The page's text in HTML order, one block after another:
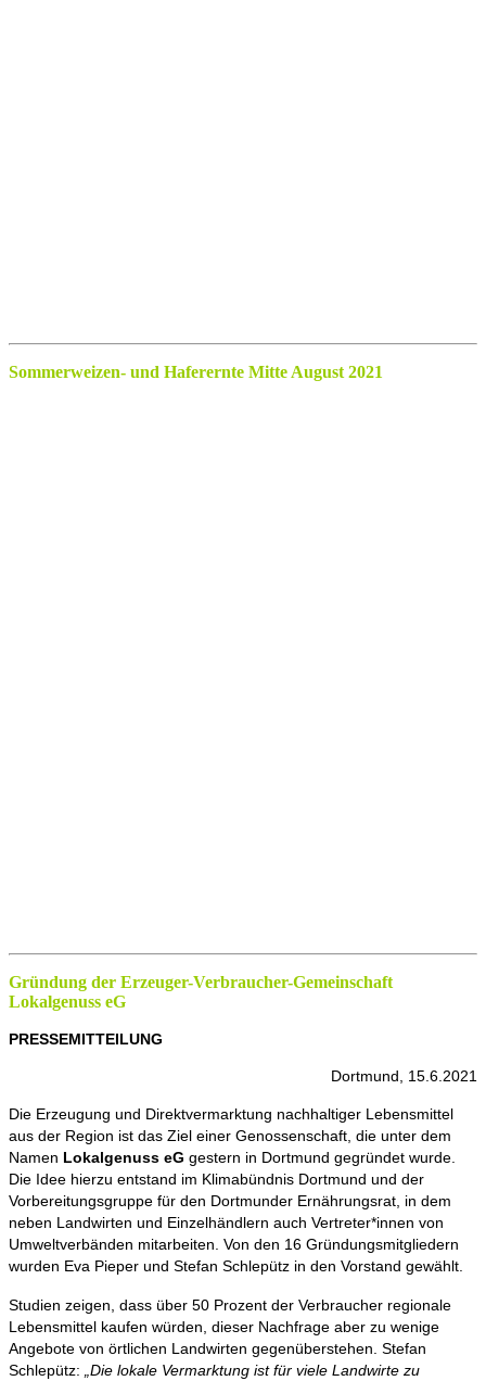
Sommerweizen- und Haferernte Mitte August 2021
Gründung der Erzeuger-Verbraucher-Gemeinschaft
Lokalgenuss eG
PRESSEMITTEILUNG
Dortmund, 15.6.2021
Die Erzeugung und Direktvermarktung nachhaltiger Lebensmittel
aus der Region ist das Ziel einer Genossenschaft, die unter dem
Namen Lokalgenuss eG gestern in Dortmund gegründet wurde.
Die Idee hierzu entstand im Klimabündnis Dortmund und der
Vorbereitungsgruppe für den Dortmunder Ernährungsrat, in dem
neben Landwirten und Einzelhändlern auch Vertreter*innen von
Umweltverbänden mitarbeiten. Von den 16 Gründungsmitgliedern
wurden Eva Pieper und Stefan Schlepütz in den Vorstand gewählt.
Studien zeigen, dass über 50 Prozent der Verbraucher regionale
Lebensmittel kaufen würden, dieser Nachfrage aber zu wenige
Angebote von örtlichen Landwirten gegenüberstehen. Stefan
Schlepütz:
„Die lokale Vermarktung ist für viele Landwirte zu